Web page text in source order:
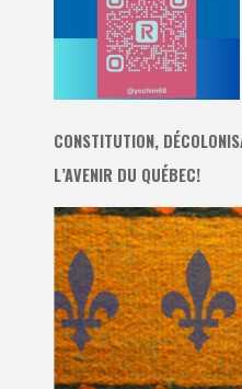
CONSTITUTION,
L’AVENIR DU QUÉBEC!